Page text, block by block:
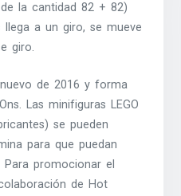
la cantidad 82 + 82)
a un giro, se mueve
giro.
de 2016 y forma
Las minifiguras LEGO
se pueden
para que puedan
promocionar el
de Hot